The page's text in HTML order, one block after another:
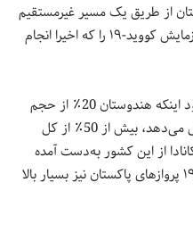
از طریق یک مسیر غیرمستقیم
وارد کانادا می‌شوند باید جواب منفی آزمایش کووید-۱۹ را که اخیرا انجام
پتی حاجدو وزیر بهداشت گفت با وجود اینکه هندوستان 20٪ از حجم
سفرهای هوایی اخیر به کانادا را تشکیل می‌دهد، بیش از 50٪ از کل
از این کشور به‌دست آمده
است. نرخ نتایج مثبت آزمایش‌ کووید-۱۹ پروازهای پاکستان نیز بسیار بالا